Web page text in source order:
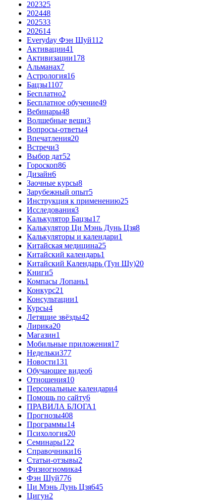
202325
202448
202533
202614
Everyday Фэн Шуй112
Активации41
Активизации178
Альманах7
Астрология16
Бацзы1107
Бесплатно2
Бесплатное обучение49
Вебинары48
Волшебные вещи3
Вопросы-ответы4
Впечатления20
Встречи3
Выбор дат52
Гороскоп86
Дизайн6
Заочные курсы8
Зарубежный опыт5
Инструкция к применению25
Исследования3
Калькулятор Бацзы17
Калькулятор Ци Мэнь Дунь Цзя8
Калькуляторы и календари1
Китайская медицина25
Китайский календарь1
Китайский Календарь (Тун Шу)20
Книги5
Компасы Лопань1
Конкурс21
Консультации1
Курсы4
Летящие звёзды42
Лирика20
Магазин1
Мобильные приложения17
Недельки377
Новости131
Обучающее видео6
Отношения10
Персональные календари4
Помощь по сайту6
ПРАВИЛА БЛОГА1
Прогнозы408
Программы14
Психология20
Семинары122
Справочники16
Статьи-отзывы2
Физиогномика4
Фэн Шуй776
Ци Мэнь Дунь Цзя645
Цигун2